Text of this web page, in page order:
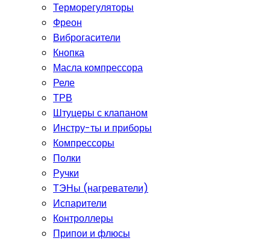
Терморегуляторы
Фреон
Виброгасители
Кнопка
Масла компрессора
Реле
ТРВ
Штуцеры с клапаном
Инстру-ты и приборы
Компрессоры
Полки
Ручки
ТЭНы (нагреватели)
Испарители
Контроллеры
Припои и флюсы